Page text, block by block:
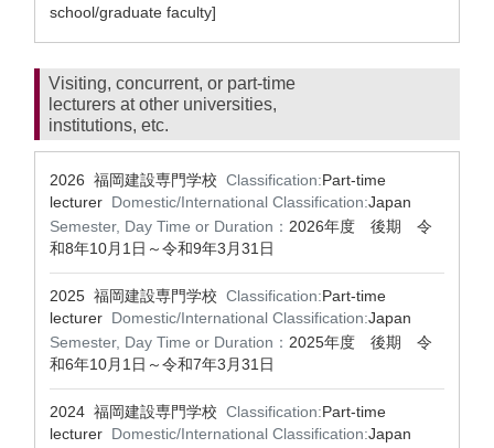
school/graduate faculty]
Visiting, concurrent, or part-time
lecturers at other universities,
institutions, etc.
2026 福岡建設専門学校 Classification:Part-time
lecturer Domestic/International Classification:Japan
Semester, Day Time or Duration： 2026年度 後期 令
和8年10月1日～令和9年3月31日
2025 福岡建設専門学校 Classification:Part-time
lecturer Domestic/International Classification:Japan
Semester, Day Time or Duration： 2025年度 後期 令
和6年10月1日～令和7年3月31日
2024 福岡建設専門学校 Classification:Part-time
lecturer Domestic/International Classification:Japan